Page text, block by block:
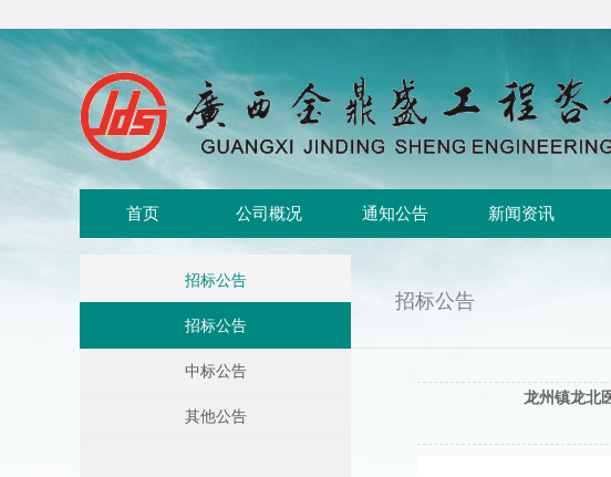
首页 公司概况 通知公告 新闻资讯
招标公告
招标公告
中标公告
其他公告
招标公告
龙州镇龙北